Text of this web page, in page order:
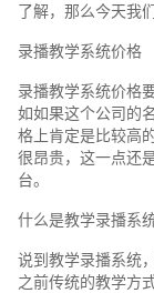
了解，那么今天我
录播教学系统价格
录播教学系统价格
如如果这个公司的
格上肯定是比较高
很昂贵，这一点还
台。
什么是教学录播系
说到教学录播系统
之前传统的教学方